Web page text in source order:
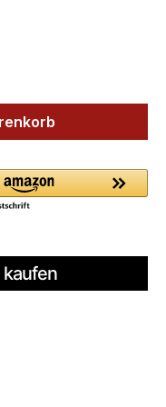
Wert